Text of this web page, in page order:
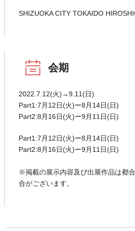
SHIZUOKA CITY TOKAIDO
会期
2022.7.12(火)→9.11(日)
Part1:7月12日(火)ー8月14日(日)
Part2:8月16日(火)ー9月11日(日)
Part1:7月12日(火)ー8月14日(日)
Part2:8月16日(火)ー9月11日(日)
※掲載の展示内容及び出展作品は都
合がございます。